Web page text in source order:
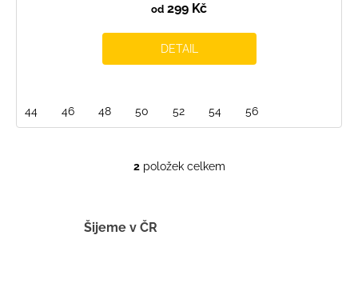
od 299 Kč
DETAIL
44 46 48 50 52 54 56
O
2položek celkem
Šijeme v ČR